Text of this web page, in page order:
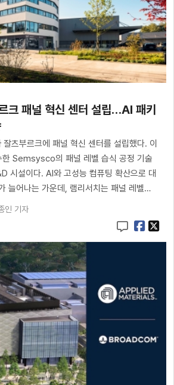
크 패널 혁신 센터 설립…AI 패키
츠부르크에 패널 혁신 센터를 설립했다. 이
Semsysco의 패널 레벨 습식 공정 기술
시설이다. AI와 고성능 컴퓨팅 확산으로 대
늘어나는 가운데, 램리서치는 패널 레벨…
인 기자